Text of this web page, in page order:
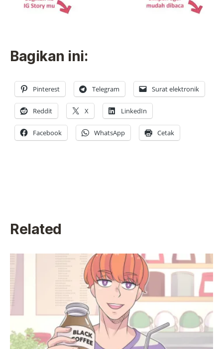
Bagikan ini:
Pinterest Telegram Surat elektronik
Reddit X LinkedIn
Facebook WhatsApp Cetak
Related